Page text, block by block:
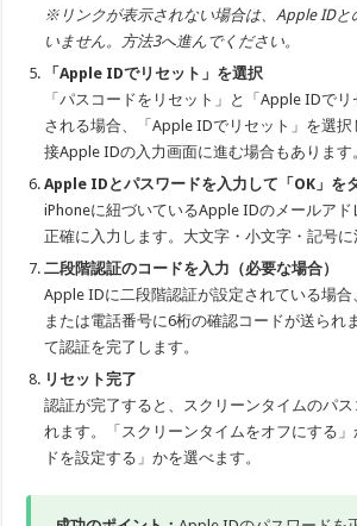
※リンクが表示されない場合は、Apple IDと
いません。方法3へ進んでください。
「Apple IDでリセット」を選択
「パスコードをリセット」と「Apple IDで
される場合、「Apple IDでリセット」を選択
接Apple IDの入力画面に進む場合もあります
Apple IDとパスワードを入力して「OK」を
iPhoneに紐づいているApple IDのメールア
正確に入力します。大文字・小文字・記号に
二段階認証のコードを入力（必要な場合）
Apple IDに二段階認証が設定されている場合
または電話番号に6桁の確認コードが送られ
て認証を完了します。
リセット完了
認証が完了すると、スクリーンタイムのパス
れます。「スクリーンタイムをオフにする
ドを設定する」かを選べます。